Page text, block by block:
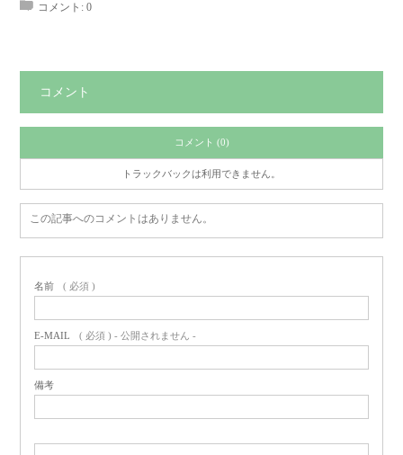
コメント: 0
コメント
コメント (0)
トラックバックは利用できません。
この記事へのコメントはありません。
名前 ( 必須 )
E-MAIL ( 必須 ) - 公開されません -
備考